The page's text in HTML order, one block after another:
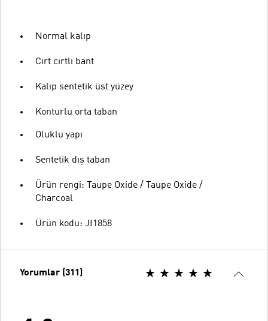
Normal kalıp
Cırt cırtlı bant
Kalıp sentetik üst yüzey
Konturlu orta taban
Oluklu yapı
Sentetik dış taban
Ürün rengi: Taupe Oxide / Taupe Oxide /
Charcoal
Ürün kodu: JI1858
Yorumlar (311)